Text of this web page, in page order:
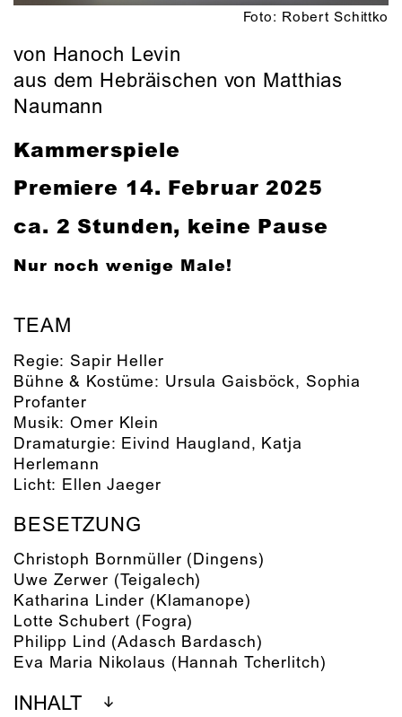
Foto: Robert Schittko
von Hanoch Levin
aus dem Hebräischen von Matthias
Naumann
Kammerspiele
Premiere 14. Februar 2025
ca. 2 Stunden, keine Pause
Nur noch wenige Male!
TEAM
Regie: Sapir Heller
Bühne & Kostüme: Ursula Gaisböck, Sophia
Profanter
Musik:Omer Klein
Dramaturgie: Eivind Haugland, Katja
Herlemann
Licht: Ellen Jaeger
BESETZUNG
Christoph Bornmüller (Dingens)
Uwe Zerwer (Teigalech)
Katharina Linder (Klamanope)
Lotte Schubert (Fogra)
Philipp Lind (Adasch Bardasch)
Eva Maria Nikolaus (Hannah Tcherlitch)
INHALT